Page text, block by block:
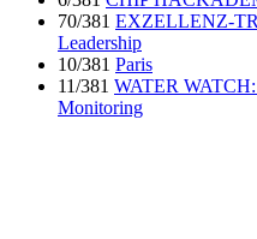
70/381 EXZELLENZ-
Leadership
10/381 Paris
11/381 WATER WATCH:
Monitoring